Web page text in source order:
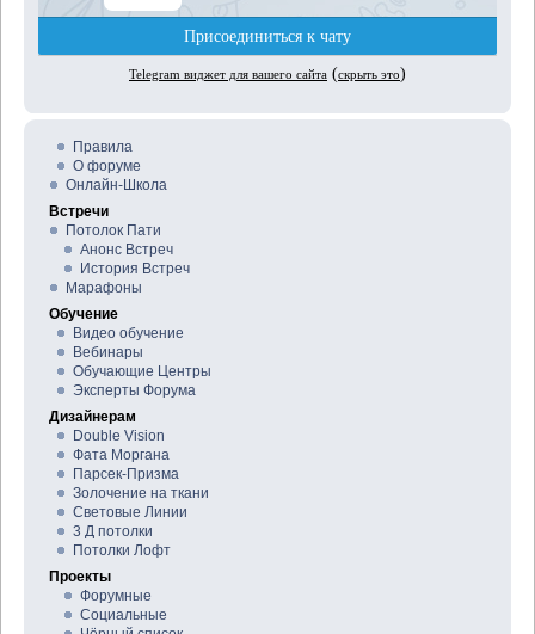
Правила
О форуме
Онлайн-Школа
Встречи
Потолок Пати
Анонс Встреч
История Встреч
Марафоны
Обучение
Видео обучение
Вебинары
Обучающие Центры
Эксперты Форума
Дизайнерам
Double Vision
Фата Моргана
Парсек-Призма
Золочение на ткани
Световые Линии
3 Д потолки
Потолки Лофт
Проекты
Форумные
Социальные